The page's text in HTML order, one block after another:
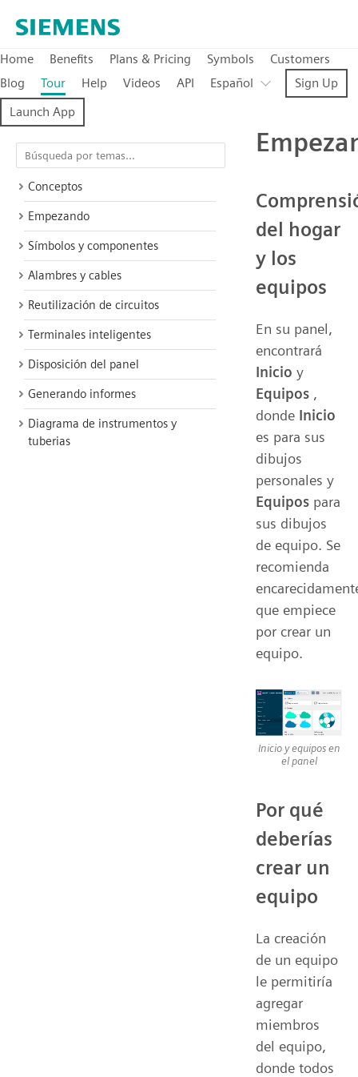
Home Benefits Plans & Pricing Symbols
Customers
Blog
Tour Help Videos API Español
Sign Up
Launch App
Conceptos
Empezando
Símbolos y componentes
Alambres y cables
Reutilización de circuitos
Terminales inteligentes
Disposición del panel
Generando informes
Diagrama de instrumentos y
tuberias
del hogar
y los
equipos
En su panel,
encontrará
Inicio y
Equipos ,
donde Inicio
es para sus
dibujos
personales y
Equipos para
sus dibujos
de equipo. Se
recomienda
que empiece
por crear un
equipo.
Inicio y equipos en
el panel
Por qué
deberías
crear un
equipo
La creación
de un equipo
le permitiría
agregar
miembros
del equipo,
donde todos